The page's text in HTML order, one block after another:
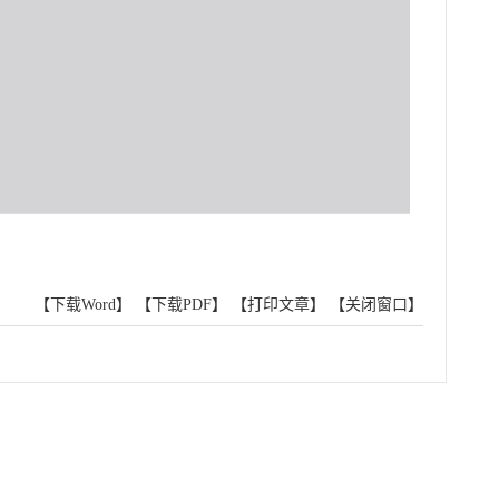
【下载Word】 【下载PDF】 【打印文章】 【关闭窗口】